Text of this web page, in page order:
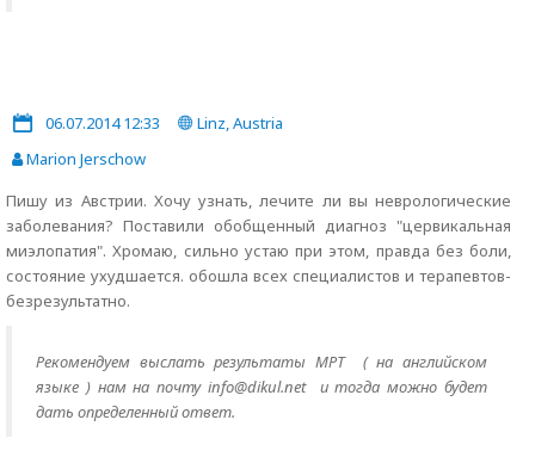
06.07.2014 12:33
Linz, Austria
Marion Jerschow
Пишу из Австрии. Хочу узнать, лечите ли вы неврологические
заболевания? Поставили обобщенный диагноз "цервикальная
миэлопатия". Хромаю, сильно устаю при этом, правда без боли,
состояние ухудшается. обошла всех специалистов и терапевтов-
безрезультатно.
Рекомендуем выслать результаты МРТ ( на английском
языке ) нам на почту info@dikul.net и тогда можно будет
дать определенный ответ.